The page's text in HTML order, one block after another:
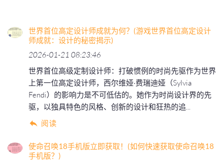
世界首位高定设计师成就为何？(游戏世界首位高定设计
师成就：设计的秘密揭示)
2026-01-21 08:23:46
世界首位高级定制设计师：打破惯例的时尚先驱作为世界
上第一位高定设计师，西尔维娅·费瑞迪娅（Sylvia
Fendi）的影响力是不可低估的。她作为时尚设计界的先
驱，以独具特色的风格、创新的设计和狂热的追...
阅读
使命召唤18手机版立即获取！(如何快速获取使命召唤18
手机版？)